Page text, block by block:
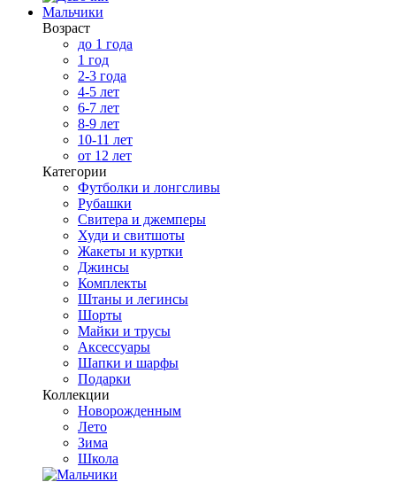
Мальчики
Возраст
до 1 года
1 год
2-3 года
4-5 лет
6-7 лет
8-9 лет
10-11 лет
от 12 лет
Категории
Футболки и лонгсливы
Рубашки
Свитера и джемперы
Худи и свитшоты
Жакеты и куртки
Джинсы
Комплекты
Штаны и легинсы
Шорты
Майки и трусы
Аксессуары
Шапки и шарфы
Подарки
Коллекции
Новорожденным
Лето
Зима
Школа